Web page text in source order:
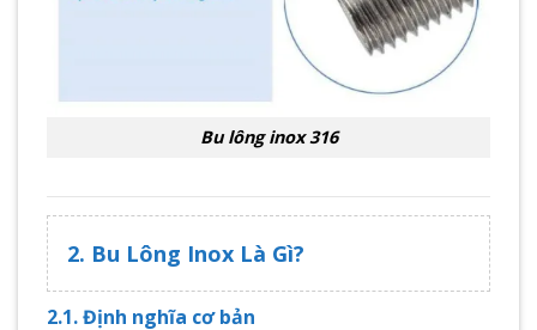
Bu lông inox 316
2. Bu Lông Inox Là Gì?
2.1. Định nghĩa cơ bản